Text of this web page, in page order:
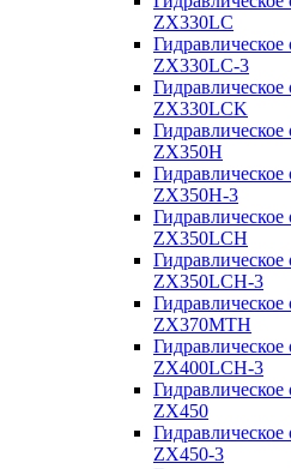
ZX330LC
ZX330LC-3
ZX330LCK
ZX350H
ZX350H-3
ZX350LCH
ZX350LCH-3
ZX370MTH
ZX400LCH-3
ZX450
ZX450-3